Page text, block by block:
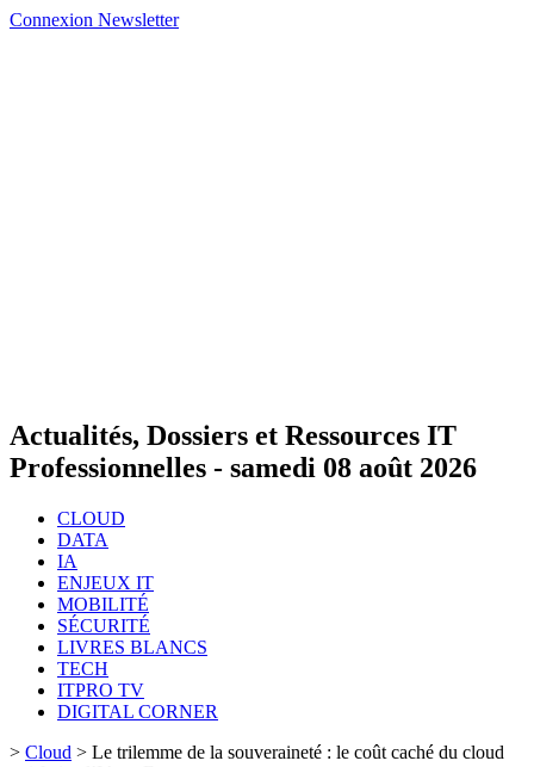
Connexion Newsletter
Actualités, Dossiers et Ressources IT
Professionnelles - samedi 08 août 2026
CLOUD
DATA
IA
ENJEUX IT
MOBILITÉ
SÉCURITÉ
LIVRES BLANCS
TECH
ITPRO TV
DIGITAL CORNER
> Cloud > Le trilemme de la souveraineté : le coût caché du cloud